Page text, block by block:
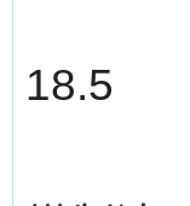
18.5